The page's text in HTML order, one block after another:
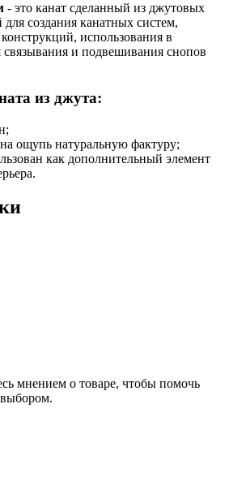
- это канат сделанный из джутовых
создания канатных систем,
использования в
связывания и подвешивания снопов
из джута:
ощупь натуральную фактуру;
как дополнительный элемент
мнением о товаре, чтобы помочь